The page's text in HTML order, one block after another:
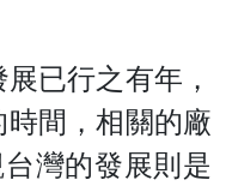
已行之有年 ，
間，相關的廠
灣的發展則是